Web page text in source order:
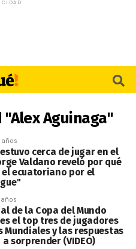
Aguinaga"
años
cerca de jugar en el
Valdano reveló por qué
ecuatoriano por el
de la Copa del Mundo
el top tres de jugadores
Mundiales y las respuestas
sorprender (VIDEO)